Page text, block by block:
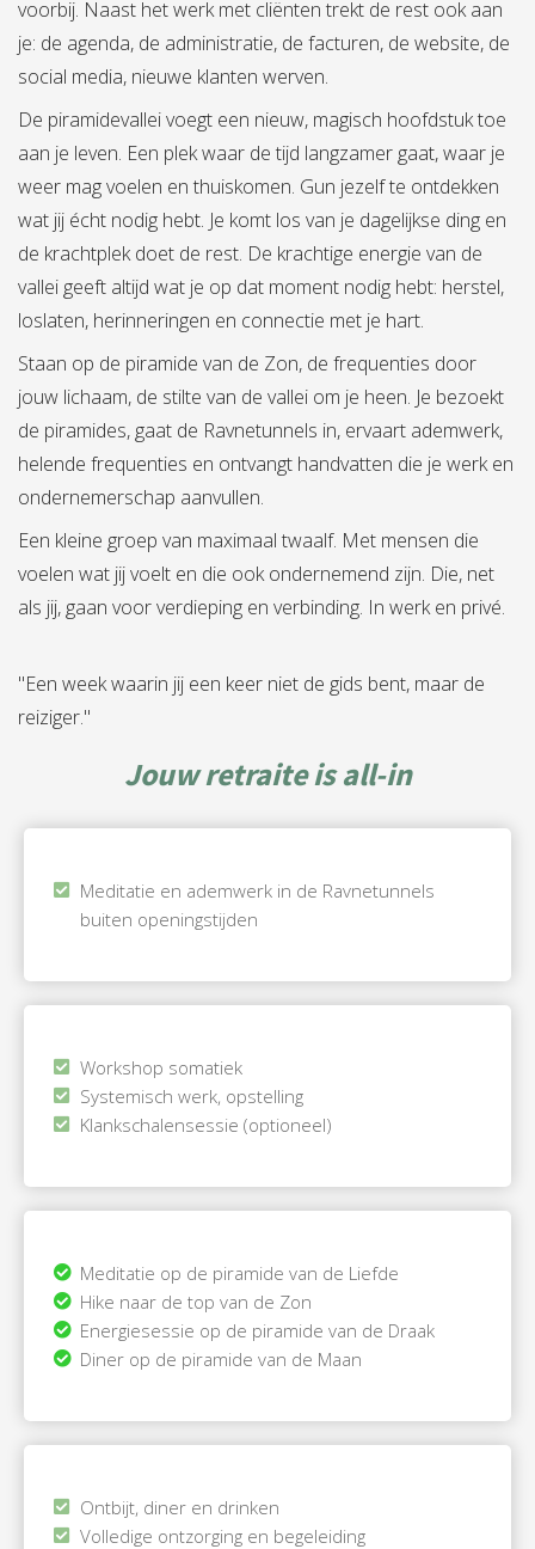
voorbij. Naast het werk met cliënten trekt de rest ook aan
je: de agenda, de administratie, de facturen, de website, de
social media, nieuwe klanten werven.
De piramidevallei voegt een nieuw, magisch hoofdstuk toe
aan je leven. Een plek waar de tijd langzamer gaat, waar je
weer mag voelen en thuiskomen. Gun jezelf te ontdekken
wat jij écht nodig hebt. Je komt los van je dagelijkse ding en
de krachtplek doet de rest. De krachtige energie van de
vallei geeft altijd wat je op dat moment nodig hebt: herstel,
loslaten, herinneringen en connectie met je hart.
Staan op de piramide van de Zon, de frequenties door
jouw lichaam, de stilte van de vallei om je heen. Je bezoekt
de piramides, gaat de Ravnetunnels in, ervaart ademwerk,
helende frequenties en ontvangt handvatten die je werk en
ondernemerschap aanvullen.
Een kleine groep van maximaal twaalf. Met mensen die
voelen wat jij voelt en die ook ondernemend zijn. Die, net
als jij, gaan voor verdieping en verbinding. In werk en privé.
"Een week waarin jij een keer niet de gids bent, maar de
reiziger."
Jouw retraite is all-in
Meditatie en ademwerk in de Ravnetunnels
buiten openingstijden
Workshop somatiek
Systemisch werk, opstelling
Klankschalensessie (optioneel)
Meditatie op de piramide van de Liefde
Hike naar de top van de Zon
Energiesessie op de piramide van de Draak
Diner op de piramide van de Maan
Ontbijt, diner en drinken
Volledige ontzorging en begeleiding